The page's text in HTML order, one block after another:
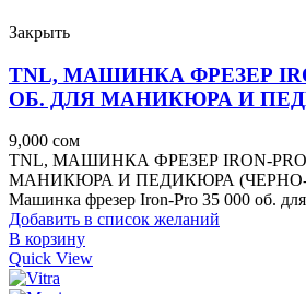
Закрыть
TNL, МАШИНКА ФРЕЗЕР
ОБ. ДЛЯ МАНИКЮРА И
9,000 сом
TNL, МАШИНКА ФРЕЗЕР IRON-PRO
МАНИКЮРА И ПЕДИКЮРА (ЧЕРНО-
Машинка фрезер Iron-Pro 35 000 об. для
Добавить в список желаний
В корзину
Quick View